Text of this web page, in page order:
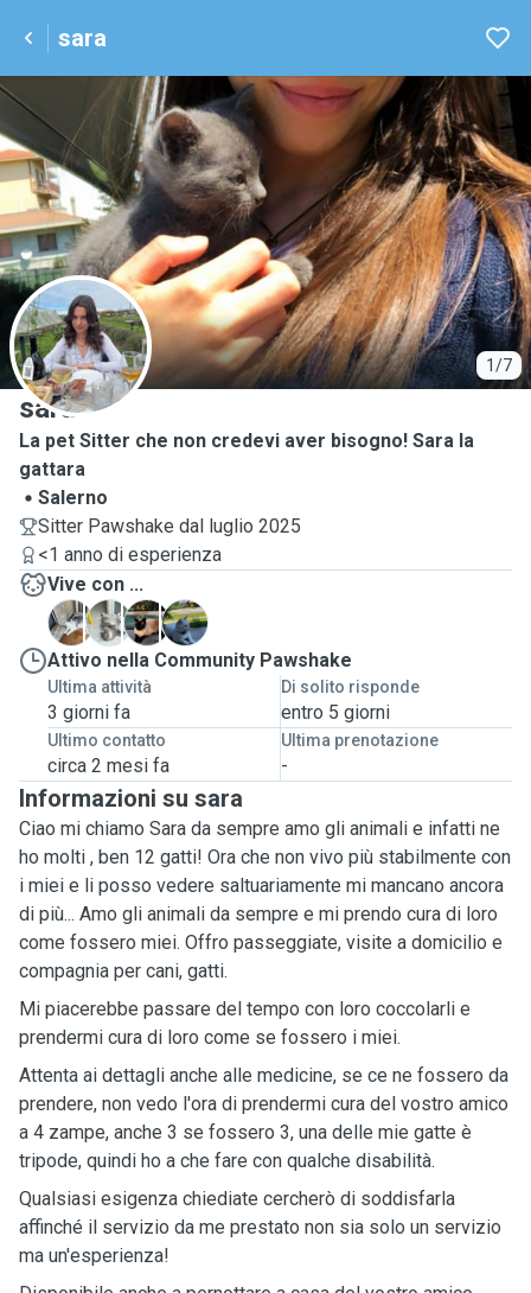
sara
1/7
S
sara
La pet Sitter che non credevi aver bisogno! Sara la
gattara
Salerno
Sitter Pawshake dal luglio 2025
<1 anno di esperienza
Vive con ...
K
M P
N
Attivo nella Community Pawshake
Ultima attività
3 giorni fa
Di solito risponde
entro 5 giorni
Ultimo contatto
circa 2 mesi fa
Ultima prenotazione
-
Informazioni su sara
Ciao mi chiamo Sara da sempre amo gli animali e infatti ne
ho molti , ben 12 gatti! Ora che non vivo più stabilmente con
i miei e li posso vedere saltuariamente mi mancano ancora
di più... Amo gli animali da sempre e mi prendo cura di loro
come fossero miei. Offro passeggiate, visite a domicilio e
compagnia per cani, gatti.
Mi piacerebbe passare del tempo con loro coccolarli e
prendermi cura di loro come se fossero i miei.
Attenta ai dettagli anche alle medicine, se ce ne fossero da
prendere, non vedo l'ora di prendermi cura del vostro amico
a 4 zampe, anche 3 se fossero 3, una delle mie gatte è
tripode, quindi ho a che fare con qualche disabilità.
Qualsiasi esigenza chiediate cercherò di soddisfarla
affinché il servizio da me prestato non sia solo un servizio
ma un'esperienza!